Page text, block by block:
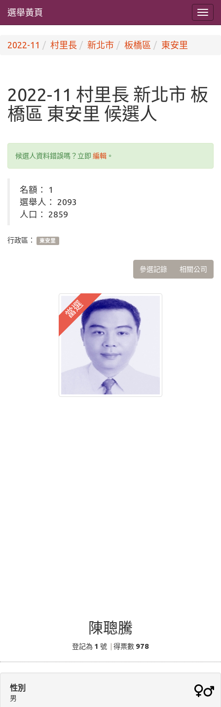
選舉黃頁
2022-11 村里長 新北市 板橋區 東安里
2022-11 村里長 新北市 板
橋區 東安里 候選人
候選人資料錯誤嗎？立即 編輯 。
名額： 1
選舉人： 2093
人口： 2859
行政區： 東安里
參選記錄 相關公司
當選
陳聰騰
登記為 1 號 得票數 978
性別
男